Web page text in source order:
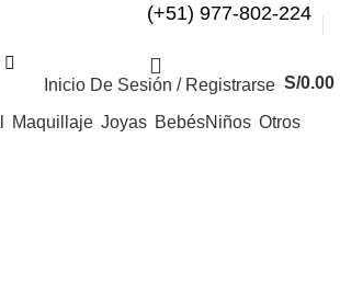
(+51) 977-802-224
Inicio De Sesión / Registrarse S/0.00
Maquillaje Joyas BebésNiños Otros